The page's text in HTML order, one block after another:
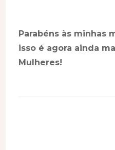
Parabéns às minhas
isso é agora ainda
Mulheres!